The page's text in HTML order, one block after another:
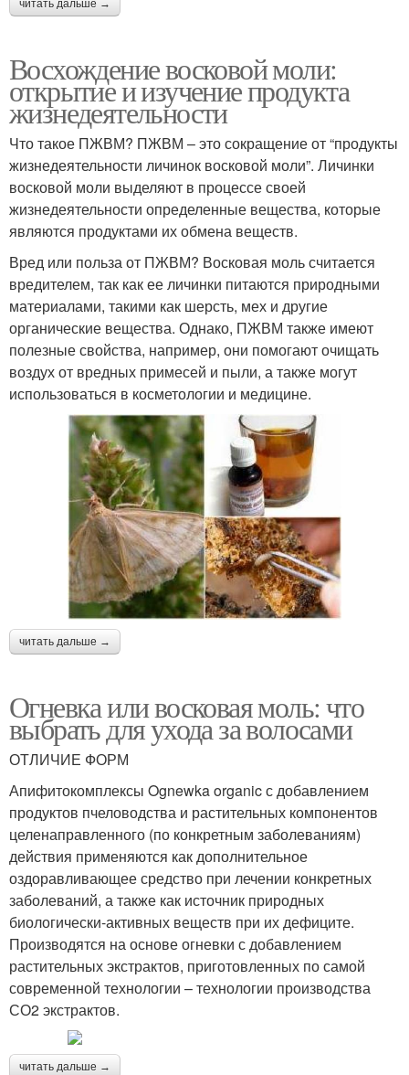
читать дальше →
Восхождение восковой моли:
открытие и изучение продукта
жизнедеятельности
Что такое ПЖВМ? ПЖВМ – это сокращение от “продукты
жизнедеятельности личинок восковой моли”. Личинки
восковой моли выделяют в процессе своей
жизнедеятельности определенные вещества, которые
являются продуктами их обмена веществ.
Вред или польза от ПЖВМ? Восковая моль считается
вредителем, так как ее личинки питаются природными
материалами, такими как шерсть, мех и другие
органические вещества. Однако, ПЖВМ также имеют
полезные свойства, например, они помогают очищать
воздух от вредных примесей и пыли, а также могут
использоваться в косметологии и медицине.
читать дальше →
Огневка или восковая моль: что
выбрать для ухода за волосами
ОТЛИЧИЕ ФОРМ
Апифитокомплексы Ognewka organic с добавлением
продуктов пчеловодства и растительных компонентов
целенаправленного (по конкретным заболеваниям)
действия применяются как дополнительное
оздоравливающее средство при лечении конкретных
заболеваний, а также как источник природных
биологически-активных веществ при их дефиците.
Производятся на основе огневки с добавлением
растительных экстрактов, приготовленных по самой
современной технологии – технологии производства
СО2 экстрактов.
читать дальше →